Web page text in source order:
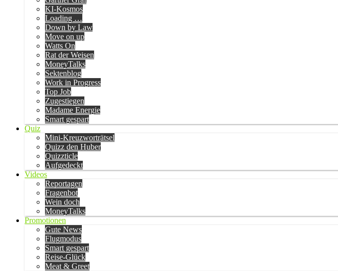
KI-Kosmos
Loading …
Down by Law
Move on up
Watts On
Rat der Weisen
MoneyTalks
Sektenblog
Work in Progress
Top Job
Zugestiegen
Madame Energie
Smart gespart
Quiz
Mini-Kreuzworträtsel
Quizz den Huber
Quizzticle
Aufgedeckt
Videos
Reportagen
Fragenbot
Wein doch
MoneyTalks
Promotionen
Gute News
Flugmodus
Smart gespart
Reise-Glück
Meat & Greet